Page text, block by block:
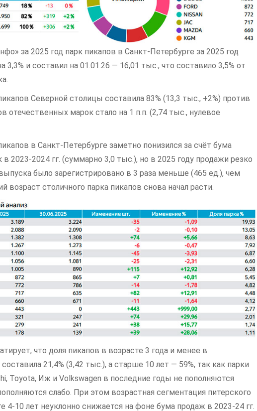
за 2025 год парк пикапов в Санкт-Петербурге за 2025 год
и составил на 01.01.26 — 16,01 тыс., что составило 3,5% от
Северной столицы составила 83% (13,3 тыс., +2%) против
отечественных марок стало на 1 п.п. (2,74 тыс., нулевое
в Санкт-Петербурге заметно понизился за счёт бума
2023-2024 гг. (суммарно 3,0 тыс.), но в 2025 году продажи резко
было зарегистрировано в 3 раза меньше (465 ед.), чем
возраст столичного парка пикапов снова начал расти.
что доля пикапов в возрасте 3 года и менее в
составила 21,4% (3,42 тыс.), а старше 10 лет — 59%, так как парки
Toyota, Иж и Volkswagen в последние годы не пополняются
слабо. При этом возрастная сегментация питерского
4-10 лет неуклонно снижается на фоне бума продаж в 2023-24 гг.